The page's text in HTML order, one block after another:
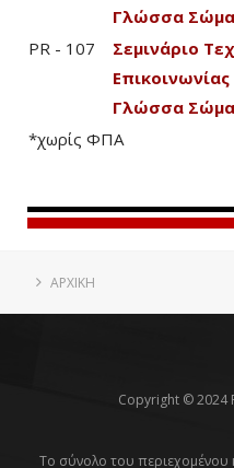
Γλώσσα
PR - 107
Σεμινάριο
Γλώσσα
*χωρίς ΦΠΑ
ΑΡΧΙΚΗ
Copyright © 2024
Το σύνολο του